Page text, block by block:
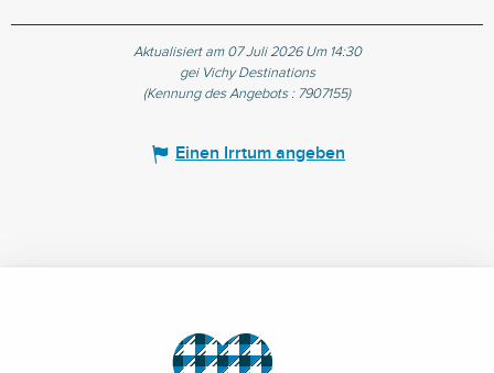
Aktualisiert am 07 Juli 2026 Um 14:30
gei Vichy Destinations
(Kennung des Angebots : 7907155)
Einen Irrtum angeben